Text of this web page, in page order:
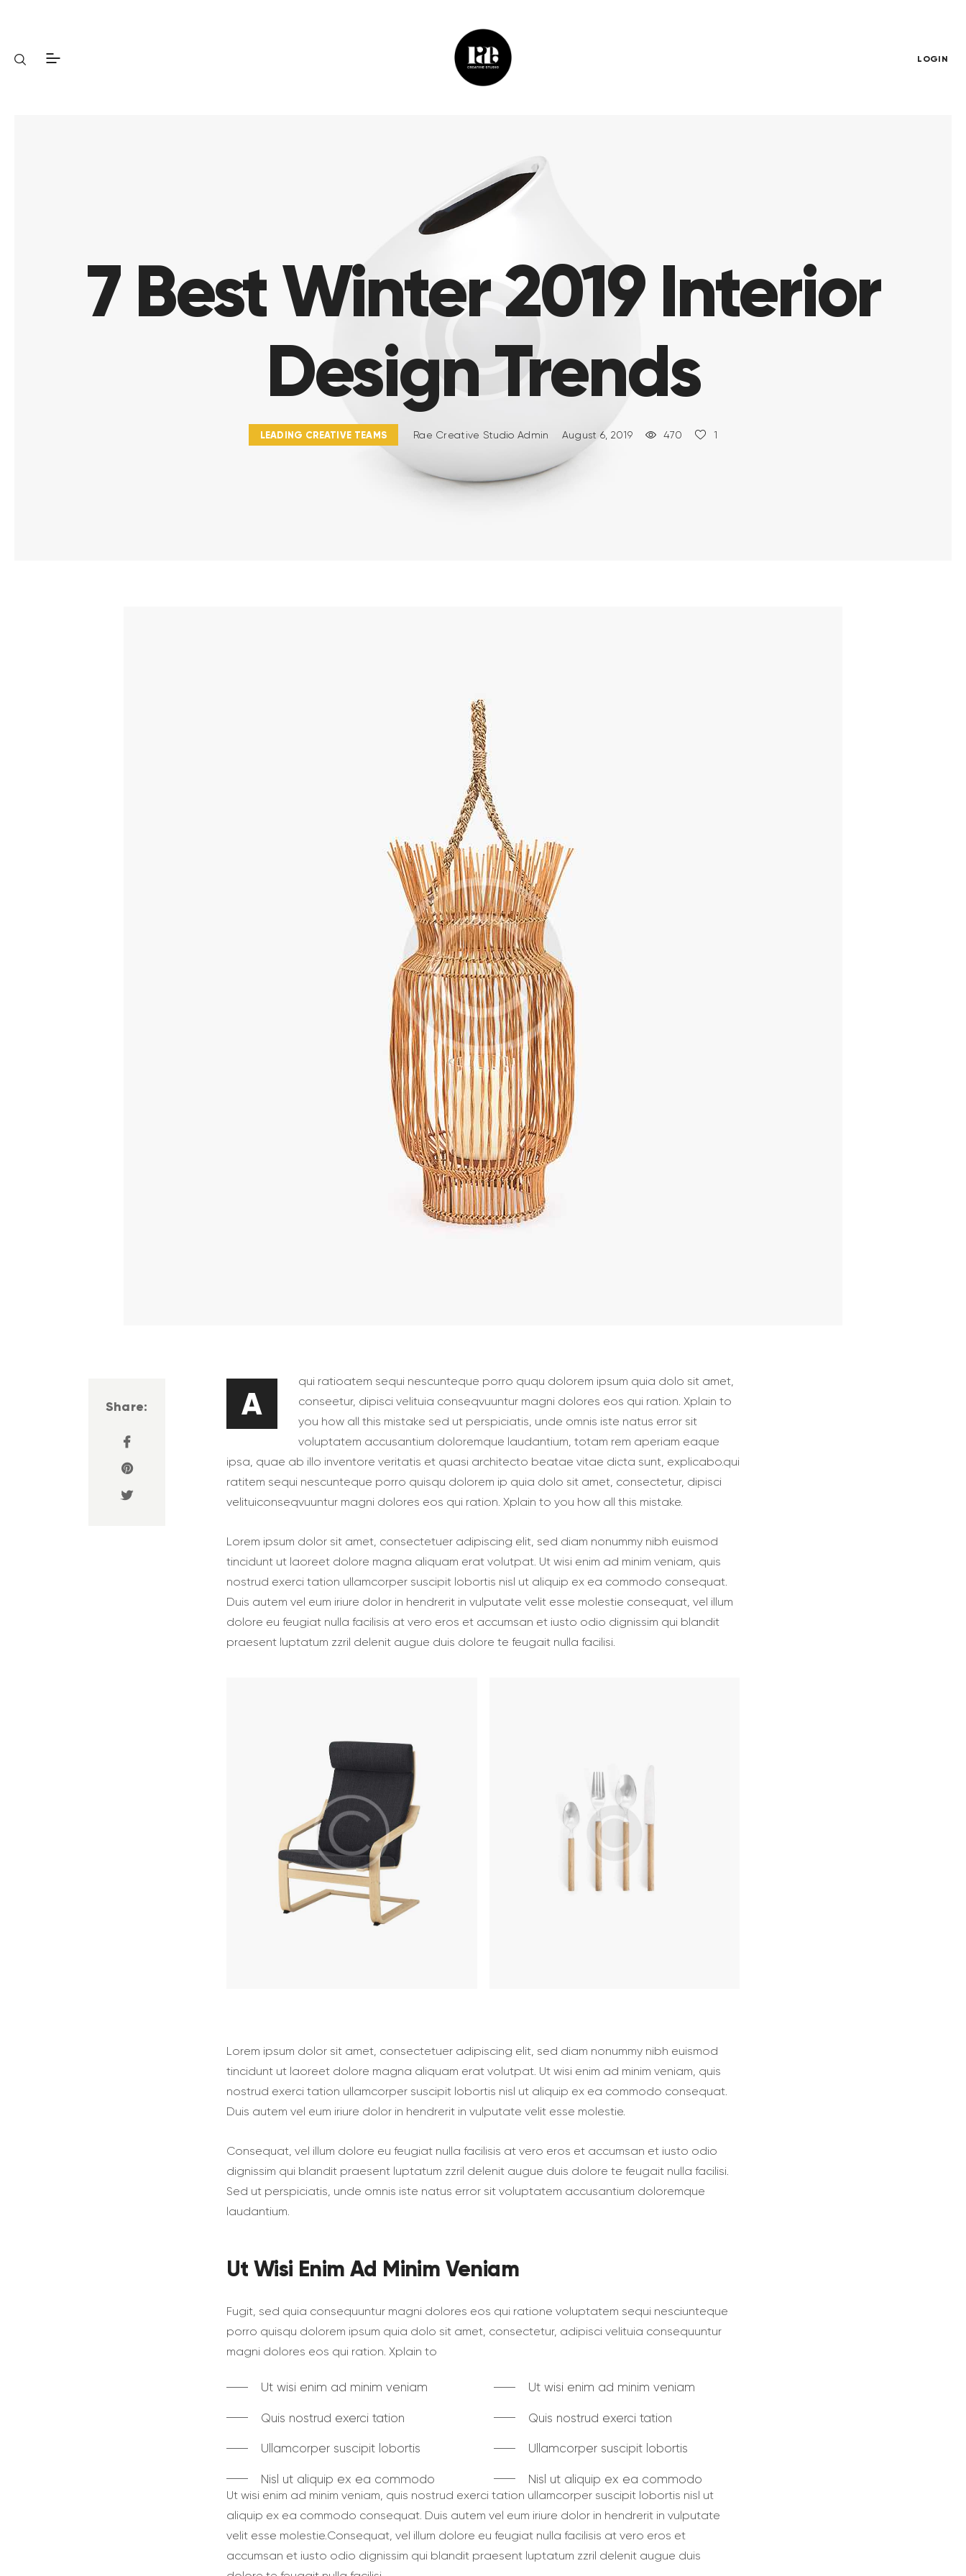
LOGIN
7 Best Winter 2019 Interior
Design Trends
LEADING CREATIVE TEAMS Rae Creative Studio Admin August 6, 2019 470 1
Share: A
qui ratioatem sequi nescunteque porro ququ dolorem ipsum quia dolo sit amet,
conseetur, dipisci velituia conseqvuuntur magni dolores eos qui ration. Xplain to
you how all this mistake sed ut perspiciatis, unde omnis iste natus error sit
voluptatem accusantium doloremque laudantium, totam rem aperiam eaque
ipsa, quae ab illo inventore veritatis et quasi architecto beatae vitae dicta sunt, explicabo.qui
ratitem sequi nescunteque porro quisqu dolorem ip quia dolo sit amet, consectetur, dipisci
velituiconseqvuuntur magni dolores eos qui ration. Xplain to you how all this mistake.
Lorem ipsum dolor sit amet, consectetuer adipiscing elit, sed diam nonummy nibh euismod
tincidunt ut laoreet dolore magna aliquam erat volutpat. Ut wisi enim ad minim veniam, quis
nostrud exerci tation ullamcorper suscipit lobortis nisl ut aliquip ex ea commodo consequat.
Duis autem vel eum iriure dolor in hendrerit in vulputate velit esse molestie consequat, vel illum
dolore eu feugiat nulla facilisis at vero eros et accumsan et iusto odio dignissim qui blandit
praesent luptatum zzril delenit augue duis dolore te feugait nulla facilisi.
Lorem ipsum dolor sit amet, consectetuer adipiscing elit, sed diam nonummy nibh euismod
tincidunt ut laoreet dolore magna aliquam erat volutpat. Ut wisi enim ad minim veniam, quis
nostrud exerci tation ullamcorper suscipit lobortis nisl ut aliquip ex ea commodo consequat.
Duis autem vel eum iriure dolor in hendrerit in vulputate velit esse molestie.
Сonsequat, vel illum dolore eu feugiat nulla facilisis at vero eros et accumsan et iusto odio
dignissim qui blandit praesent luptatum zzril delenit augue duis dolore te feugait nulla facilisi.
Sed ut perspiciatis, unde omnis iste natus error sit voluptatem accusantium doloremque
laudantium.
Ut Wisi Enim Ad Minim Veniam
Fugit, sed quia consequuntur magni dolores eos qui ratione voluptatem sequi nesciunteque
porro quisqu dolorem ipsum quia dolo sit amet, consectetur, adipisci velituia consequuntur
magni dolores eos qui ration. Xplain to
Ut wisi enim ad minim veniam
Quis nostrud exerci tation
Ullamcorper suscipit lobortis
Nisl ut aliquip ex ea commodo
Ut wisi enim ad minim veniam
Quis nostrud exerci tation
Ullamcorper suscipit lobortis
Nisl ut aliquip ex ea commodo
Ut wisi enim ad minim veniam, quis nostrud exerci tation ullamcorper suscipit lobortis nisl ut
aliquip ex ea commodo consequat. Duis autem vel eum iriure dolor in hendrerit in vulputate
velit esse molestie.Сonsequat, vel illum dolore eu feugiat nulla facilisis at vero eros et
accumsan et iusto odio dignissim qui blandit praesent luptatum zzril delenit augue duis